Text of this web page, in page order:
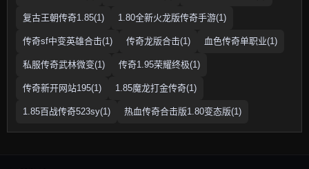
复古王朝传奇1.85(1) 1.80全新火龙版传奇手游(1)
传奇sf中变英雄合击(1) 传奇龙版合击(1) 血色传奇单职业(1)
私服传奇武林微变(1) 传奇1.95荣耀终极(1)
传奇新开网站195(1) 1.85魔龙打金传奇(1)
1.85百战传奇523sy(1) 热血传奇合击版1.80变态版(1)